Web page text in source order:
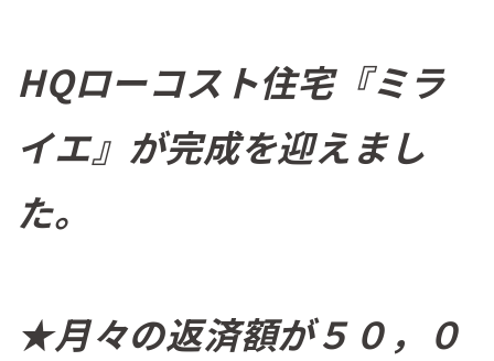
HQローコスト住宅『ミラ
イエ』が完成を迎えまし
た。
★月々の返済額が５０，０